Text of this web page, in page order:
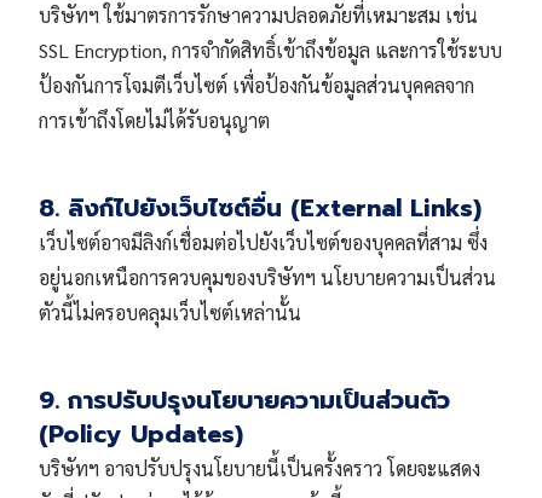
บริษัทฯ ใช้มาตรการรักษาความปลอดภัยที่เหมาะสม เช่น
SSL Encryption, การจำกัดสิทธิ์เข้าถึงข้อมูล และการใช้ระบบ
ป้องกันการโจมตีเว็บไซต์ เพื่อป้องกันข้อมูลส่วนบุคคลจาก
การเข้าถึงโดยไม่ได้รับอนุญาต
8. ลิงก์ไปยังเว็บไซต์อื่น (External Links)
เว็บไซต์อาจมีลิงก์เชื่อมต่อไปยังเว็บไซต์ของบุคคลที่สาม ซึ่ง
อยู่นอกเหนือการควบคุมของบริษัทฯ นโยบายความเป็นส่วน
ตัวนี้ไม่ครอบคลุมเว็บไซต์เหล่านั้น
9. การปรับปรุงนโยบายความเป็นส่วนตัว
(Policy Updates)
บริษัทฯ อาจปรับปรุงนโยบายนี้เป็นครั้งคราว โดยจะแสดง